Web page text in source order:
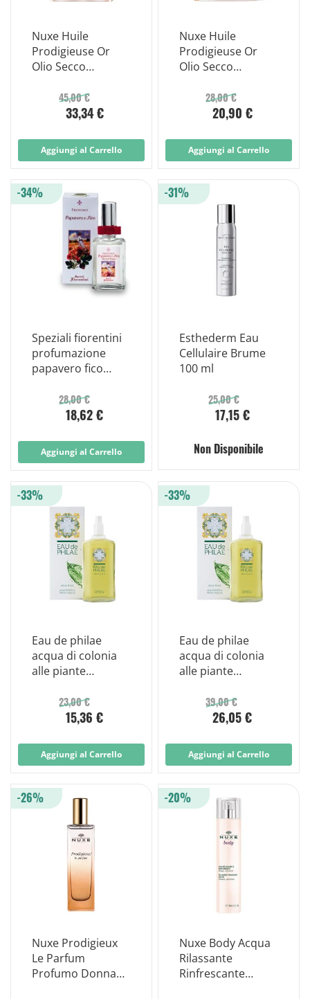
Nuxe Huile
Prodigieuse Or
Olio Secco
Multifunzione 100
45,00 €
33,34 €
Aggiungi al Carrello
Nuxe Huile
Prodigieuse Or
Olio Secco
Multifunzione 50
28,00 €
20,90 €
Aggiungi al Carrello
Speziali fiorentini
profumazione
papavero fico
28,00 €
18,62 €
-34%
Aggiungi al Carrello
Esthederm Eau
Cellulaire Brume
100 ml
25,00 €
17,15 €
-31%
Non Disponibile
Eau de philae
acqua di colonia
alle piante
23,00 €
15,36 €
-33%
Aggiungi al Carrello
Eau de philae
acqua di colonia
alle piante
39,00 €
26,05 €
-33%
Aggiungi al Carrello
Nuxe Prodigieux
Le Parfum
Profumo Donna
-26%
Nuxe Body Acqua
Rilassante
Rinfrescante
-20%